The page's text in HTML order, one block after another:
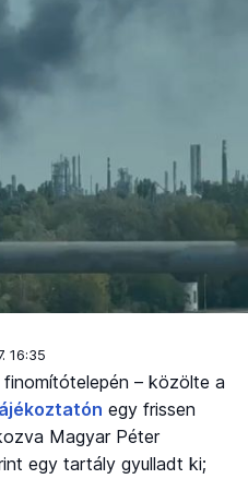
16:35
– közölte a
egy frissen
Magyar Péter
egy tartály gyulladt ki;